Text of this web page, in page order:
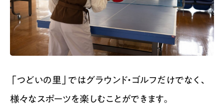
「つどいの里」ではグラウンド・ゴルフだけでなく、
様々なスポーツを楽しむことができます。